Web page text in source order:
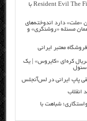
دانلود رایگان فیلم خارجی Resident Evil The Final Chapter 2017 با
«ملت» دارد اندوخته‌های
مسئله «روشنگری» و
کره‌ای «کایروس» | یک
سئول
پاپ ایرانی در لس‌آنجلس
شباهت با